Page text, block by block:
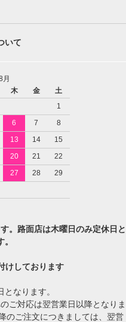
いて
月
木 金
土
1
6 7
8
13 14
15
20 21
22
27 28
29
。路面店は木曜日のみ定休日と
けしております
なります。
ご対応は翌営業日以降となりま
のご注文につきましては、翌営